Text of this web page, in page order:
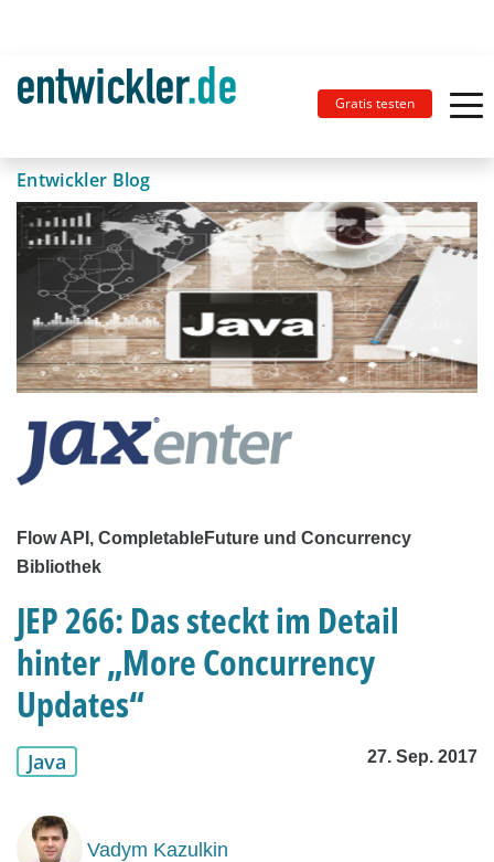
Gratis testen
Entwickler Blog
Flow API, CompletableFuture und Concurrency
Bibliothek
JEP 266: Das steckt im Detail
hinter „More Concurrency
Updates“
Java 27. Sep. 2017
Vadym Kazulkin